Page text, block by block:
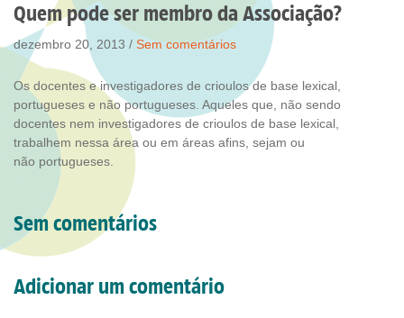
Quem pode ser membro da Associação?
dezembro 20, 2013 / Sem comentários
Os docentes e investigadores de crioulos de base lexical,
portugueses e não portugueses. Aqueles que, não sendo
docentes nem investigadores de crioulos de base lexical,
trabalhem nessa área ou em áreas afins, sejam ou
não portugueses.
Sem comentários
Adicionar um comentário